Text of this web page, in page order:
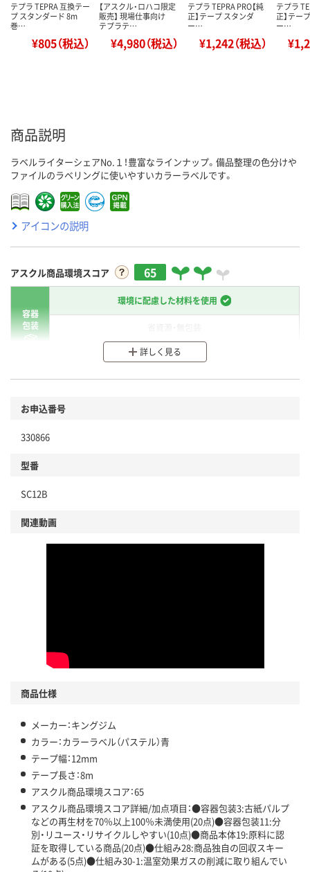
テプラ TEPRA 互換テー
プ スタンダード 8m
巻…
¥805（税込）
【アスクル・ロハコ限定
販売】 現場仕事向け
テプラテ…
¥4,980（税込）
テプラ TEPRA PRO【純
正】テープ スタンダ
ー…
¥1,242（税込）
テプラ
正】テー
ー…
商品説明
ラベルライターシェアNo.１！豊富なラインナップ。備品整理の色分けや
ファイルのラベリングに使いやすいカラーラベルです。
アイコンの説明
アスクル商品環境スコア 65
容器
包装
環境に配慮した材料を使用
分別・リサイクルしやすい設計
商品
本体
仕組
詳しく見る
お申込番号
330866
型番
SC12B
関連動画
商品仕様
メーカー：キングジム
カラー：カラーラベル（パステル）青
テープ幅：12mm
テープ長さ：8m
アスクル商品環境スコア：65
アスクル商品環境スコア詳細/加点項目：●容器包装3:古紙パルプ
などの再生材を70％以上100％未満使用(20点)●容器包装11:分
別・リユース・リサイクルしやすい(10点)●商品本体19:原料に認
証を取得している商品(20点)●仕組み28:商品独自の回収スキー
ムがある(5点)●仕組み30-1:温室効果ガスの削減に取り組んでい